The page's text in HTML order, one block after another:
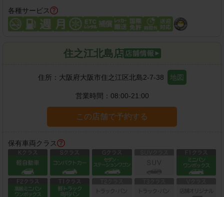
各種サービス
住之江北島店
住所： 大阪府大阪市住之江区北島2-7-38 地図
営業時間： 08:00-21:00
この店舗で予約する
保有車両クラス